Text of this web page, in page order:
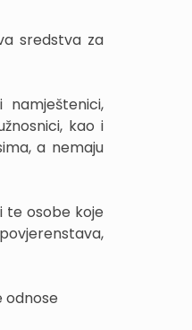
sredstva za
namještenici,
kao i
a nemaju
te osobe koje
odnose